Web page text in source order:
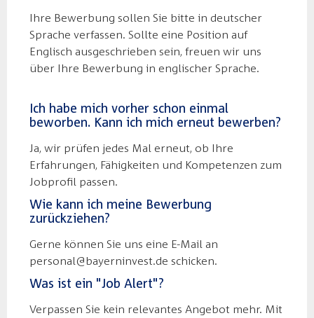
Ihre Bewerbung sollen Sie bitte in deutscher
Sprache verfassen. Sollte eine Position auf
Englisch ausgeschrieben sein, freuen wir uns
über Ihre Bewerbung in englischer Sprache.
Ich habe mich vorher schon einmal
beworben. Kann ich mich erneut bewerben?
Ja, wir prüfen jedes Mal erneut, ob Ihre
Erfahrungen, Fähigkeiten und Kompetenzen zum
Jobprofil passen.
Wie kann ich meine Bewerbung
zurückziehen?
Gerne können Sie uns eine E-Mail an
personal@bayerninvest.de schicken.
Was ist ein "Job Alert"?
Verpassen Sie kein relevantes Angebot mehr. Mit